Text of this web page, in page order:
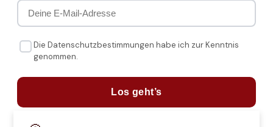
Die Datenschutzbestimmungen habe ich zur Kenntnis
genommen.
Los geht’s